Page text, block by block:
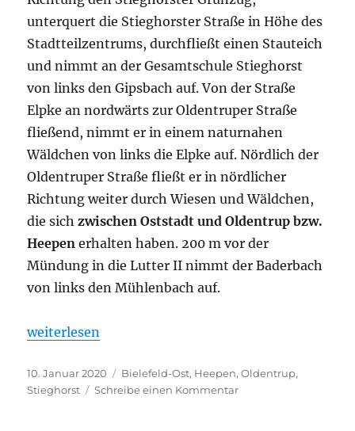
unterquert die Stieghorster Straße in Höhe des
Stadtteilzentrums, durchfließt einen Stauteich
und nimmt an der Gesamtschule Stieghorst
von links den Gipsbach auf. Von der Straße
Elpke an nordwärts zur Oldentruper Straße
fließend, nimmt er in einem naturnahen
Wäldchen von links die Elpke auf. Nördlich der
Oldentruper Straße fließt er in nördlicher
Richtung weiter durch Wiesen und Wäldchen,
die sichzwischen Oststadt und Oldentrup bzw.
Heepen erhalten haben. 200 m vor der
Mündung in die Lutter II nimmt der Baderbach
von links den Mühlenbach auf.
„Baderbach“
weiterlesen
Veröffentlicht
am
10. Januar 2020 Kategorien
Bielefeld-Ost, Heepen,Oldentrup,
Stieghorst
Schreibe einen Kommentarzu